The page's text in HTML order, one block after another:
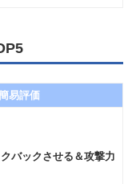
易評価
バックさせる＆攻撃力